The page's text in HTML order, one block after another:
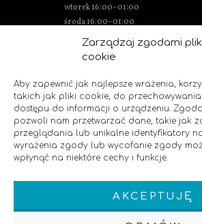
Zarządzaj zgodami
cookie
Aby zapewnić jak najlepsze wrażenia,
takich jak pliki cookie, do
dostępu do informacji o urządzeniu.
pozwoli nam przetwarzać dane, takie jak
przeglądania lub unikalne identyfikatory
wyrażenia zgody lub wycofanie zgody
wpłynąć na niektóre cechy i funkcje.
AKCEPTUJĘ
wtorek 16:00–01:00
środa 16:00–01:00
Thursday 15:00–01:00
Friday 15:00–02:00
Sunday 14:00–00:00
SOCIAL MEDIA